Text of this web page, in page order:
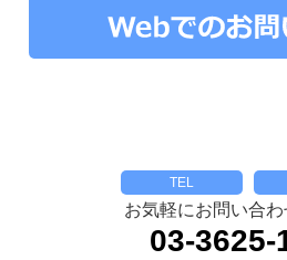
TEL
お気軽にお問い合
03-3625-